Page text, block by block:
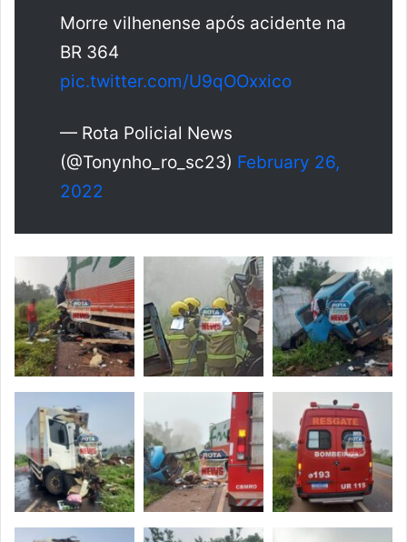
Morre vilhenense após acidente na
BR 364
pic.twitter.com/U9qOOxxico
— Rota Policial News
(@Tonynho_ro_sc23) February 26,
2022